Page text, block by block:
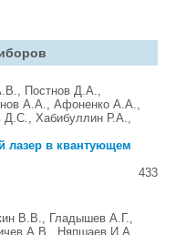
Постнов Д.А.,
А.А., Афоненко А.А.,
Хабибуллин Р.А.,
лазер в квантующем
433
В.В., Гладышев А.Г.,
А.В., Няпшаев И.А.,